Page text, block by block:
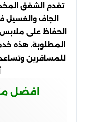
تقدم الشقق
الجاف
الحفاظ على
المطلوبة. هذه
للمسافرين
افضل